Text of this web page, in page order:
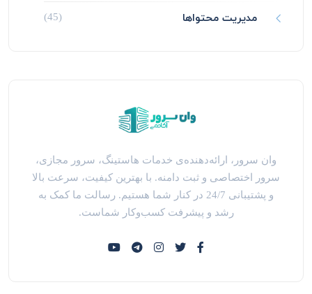
مدیریت محتواها
وان سرور، ارائه‌دهنده‌ی خدمات هاستینگ، سرور مجازی،
سرور اختصاصی و ثبت دامنه. با بهترین کیفیت، سرعت بالا
و پشتیبانی 24/7 در کنار شما هستیم. رسالت ما کمک به
رشد و پیشرفت کسب‌وکار شماست.